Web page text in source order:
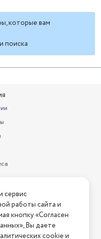
которые вам
поиска
сервис
работы сайта и
кнопку «Согласен
Вы даете
cookie и